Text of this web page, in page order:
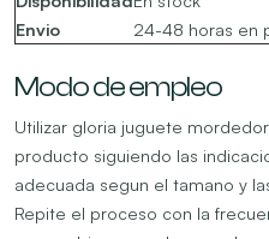
Envio
24-48 horas en
Modo de empleo
Utilizar gloria juguete
producto siguiendo las
adecuada segun el tamano y
Repite el proceso con la